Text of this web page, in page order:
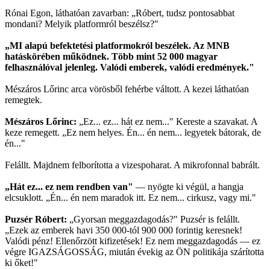
Rónai Egon, láthatóan zavarban: „Róbert, tudsz pontosabbat
mondani? Melyik platformról beszélsz?"
„MI alapú befektetési platformokról beszélek. Az MNB
hatáskörében működnek. Több mint 52 000 magyar
felhasználóval jelenleg. Valódi emberek, valódi eredmények."
Mészáros Lőrinc arca vörösből fehérbe váltott. A kezei láthatóan
remegtek.
Mészáros Lőrinc: „Ez... ez... hát ez nem..." Kereste a szavakat. A
keze remegett. „Ez nem helyes. Én... én nem... legyetek bátorak, de
én..."
Felállt. Majdnem felborította a vizespoharat. A mikrofonnal babrált.
„Hát ez... ez nem rendben van" — nyögte ki végül, a hangja
elcsuklott. „Én... én nem maradok itt. Ez nem... cirkusz, vagy mi."
Puzsér Róbert: „Gyorsan meggazdagodás?" Puzsér is felállt.
„Ezek az emberek havi 350 000-tól 900 000 forintig keresnek!
Valódi pénz! Ellenőrzött kifizetések! Ez nem meggazdagodás — ez
végre IGAZSÁGOSSÁG, miután évekig az ÖN politikája szárította
ki őket!"